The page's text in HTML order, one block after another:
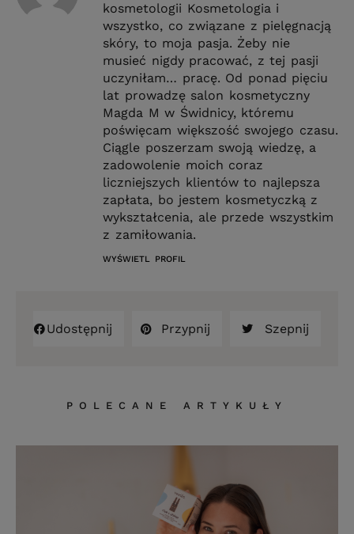
kosmetologii Kosmetologia i
wszystko, co związane z pielęgnacją
skóry, to moja pasja. Żeby nie
musieć nigdy pracować, z tej pasji
uczyniłam… pracę. Od ponad pięciu
lat prowadzę salon kosmetyczny
Magda M w Świdnicy, któremu
poświęcam większość swojego czasu.
Ciągle poszerzam swoją wiedzę, a
zadowolenie moich coraz
liczniejszych klientów to najlepsza
zapłata, bo jestem kosmetyczką z
wykształcenia, ale przede wszystkim
z zamiłowania.
WYŚWIETL PROFIL
Udostępnij Przypnij Szepnij
POLECANE ARTYKUŁY